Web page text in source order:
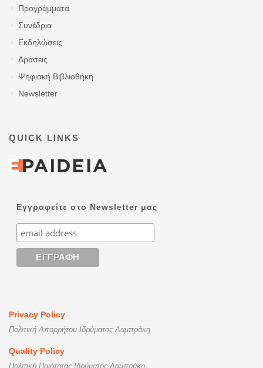
Προγράμματα
Συνέδρια
Εκδηλώσεις
Δράσεις
Ψηφιακή Βιβλιοθήκη
Newsletter
QUICK LINKS
Εγγραφείτε στο Newsletter μας
Privacy Policy
Πολιτική Απορρήτου Ιδρύματος Λαμπράκη
Quality Policy
Πολιτική Ποιότητας Ιδρύματος Λαμπράκη